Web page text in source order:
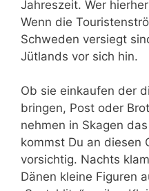
Jahreszeit. Wer
Wenn die
Schweden versiegt
Jütlands vor sich hin.
Ob sie einkaufen der
bringen, Post oder
nehmen in Skagen
kommst Du an diesen
vorsichtig. Nachts
Dänen kleine Figuren